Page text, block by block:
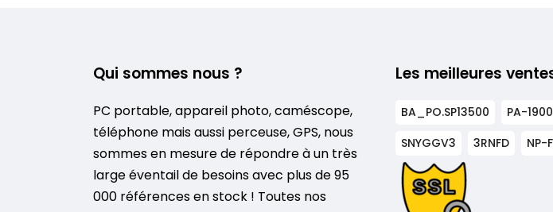
Qui sommes nous ?
PC portable, appareil photo, caméscope,
téléphone mais aussi perceuse, GPS, nous
sommes en mesure de répondre à un très
large éventail de besoins avec plus de 95
000 références en stock ! Toutes nos
Les meilleures
BA_PO.SP13500 PA-
SNYGGV3
3RNFD NP-